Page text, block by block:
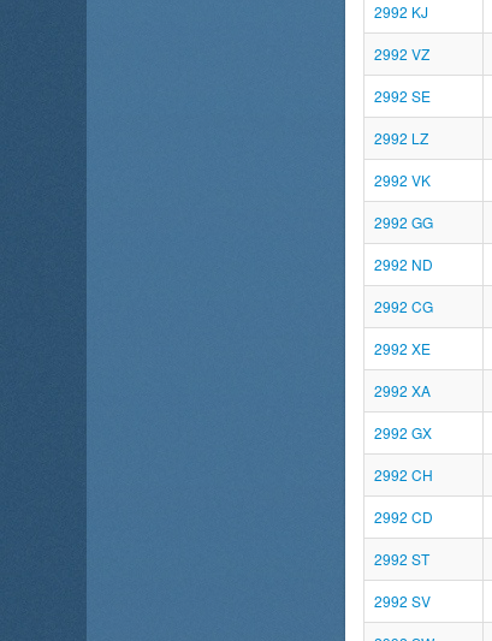
2992 KJ
2992 VZ
2992 SE
2992 LZ
2992 VK
2992 GG
2992 ND
2992 CG
2992 XE
2992 XA
2992 GX
2992 CH
2992 CD
2992 ST
2992 SV